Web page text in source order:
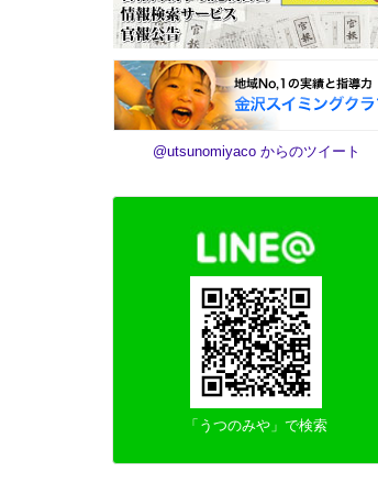
@utsunomiyaco からのツイート
「うつのみや」で検索